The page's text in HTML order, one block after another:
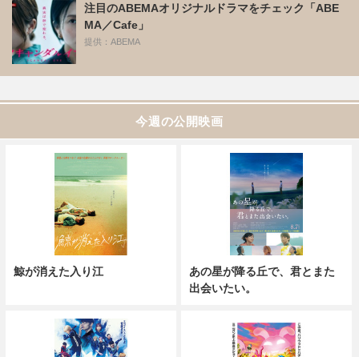
注目のABEMAオリジナルドラマをチェック「ABE
MA／Cafe」
提供：ABEMA
今週の公開映画
鯨が消えた入り江
あの星が降る丘で、君とまた
出会いたい。